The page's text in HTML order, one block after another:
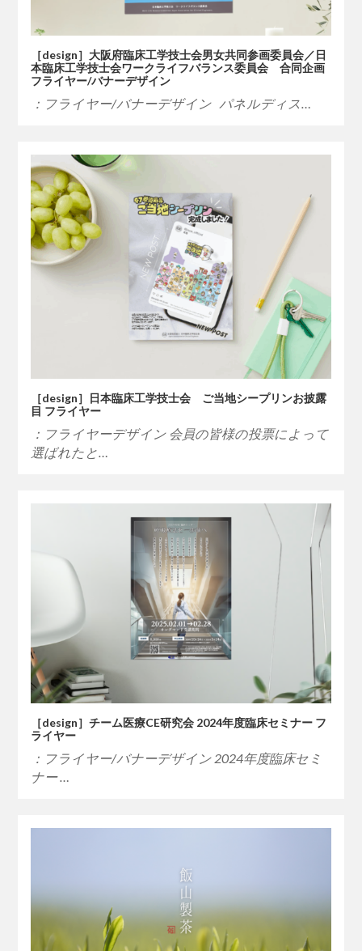
［design］大阪府臨床工学技士会男女共同参画委員会／日
本臨床工学技士会ワークライフバランス委員会 合同企画
フライヤー/バナーデザイン
：フライヤー/バナーデザイン パネルディス…
［design］日本臨床工学技士会 ご当地シープリンお披露
目 フライヤー
：フライヤーデザイン 会員の皆様の投票によって
選ばれたと…
［design］チーム医療CE研究会 2024年度臨床セミナー フ
ライヤー
：フライヤー/バナーデザイン 2024年度臨床セミ
ナー …